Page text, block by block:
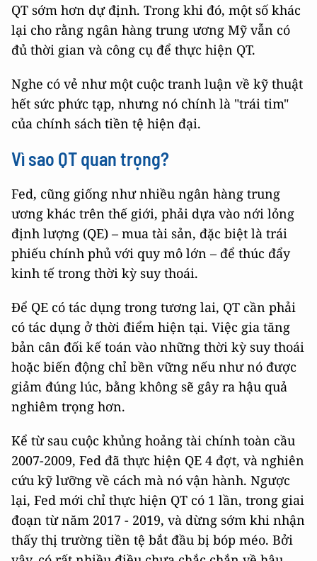
QT sớm hơn dự định. Trong khi đó, một số khác
lại cho rằng ngân hàng trung ương Mỹ vẫn có
đủ thời gian và công cụ để thực hiện QT.
Nghe có vẻ như một cuộc tranh luận về kỹ thuật
hết sức phức tạp, nhưng nó chính là "trái tim"
của chính sách tiền tệ hiện đại.
Vì sao QT quan trọng?
Fed, cũng giống như nhiều ngân hàng trung
ương khác trên thế giới, phải dựa vào nới lỏng
định lượng (QE) – mua tài sản, đặc biệt là trái
phiếu chính phủ với quy mô lớn – để thúc đẩy
kinh tế trong thời kỳ suy thoái.
Để QE có tác dụng trong tương lai, QT cần phải
có tác dụng ở thời điểm hiện tại. Việc gia tăng
bản cân đối kế toán vào những thời kỳ suy thoái
hoặc biến động chỉ bền vững nếu như nó được
giảm đúng lúc, bằng không sẽ gây ra hậu quả
nghiêm trọng hơn.
Kể từ sau cuộc khủng hoảng tài chính toàn cầu
2007-2009, Fed đã thực hiện QE 4 đợt, và nghiên
cứu kỹ lưỡng về cách mà nó vận hành. Ngược
lại, Fed mới chỉ thực hiện QT có 1 lần, trong giai
đoạn từ năm 2017 - 2019, và dừng sớm khi nhận
thấy thị trường tiền tệ bắt đầu bị bóp méo. Bởi